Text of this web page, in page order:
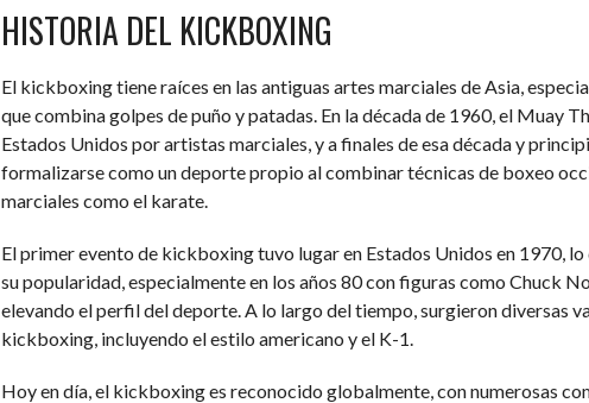
HISTORIA DEL KICKBOXING
El kickboxing tiene raíces en las antiguas artes marciales de Asia,
que combina golpes de puño y patadas. En la década de 1960, el Muay
Estados Unidos por artistas marciales, y a finales de esa década y
formalizarse como un deporte propio al combinar técnicas de boxeo
marciales como el karate.
El primer evento de kickboxing tuvo lugar en Estados Unidos en 1970,
su popularidad, especialmente en los años 80 con figuras como Chuck
elevando el perfil del deporte. A lo largo del tiempo, surgieron diversas
kickboxing, incluyendo el estilo americano y el K-1.
Hoy en día, el kickboxing es reconocido globalmente, con numerosas